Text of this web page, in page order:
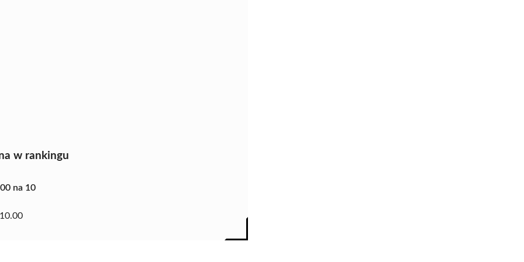
w rankingu
na 10
10.00